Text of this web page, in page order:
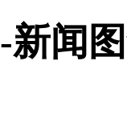
新闻